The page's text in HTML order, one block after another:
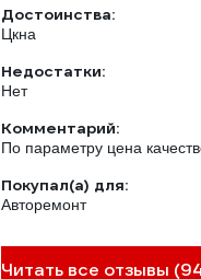
Достоинства:
Цкна
Недостатки:
Нет
Комментарий:
По параметру цена
Покупал(а) для:
Авторемонт
Читать все отзывы